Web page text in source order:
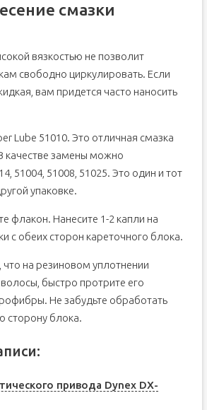
смазки
вязкостью не позволит
свободно циркулировать. Если
вам придется часто наносить
Lube 51010. Это отличная смазка
качестве замены можно
51004, 51008, 51025. Это один и тот
упаковке.
флакон. Нанесите 1-2 капли на
с обеих сторон кареточного блока.
что на резиновом уплотнении
быстро протрите его
Не забудьте обработать
сторону блока.
привода Dynex DX-